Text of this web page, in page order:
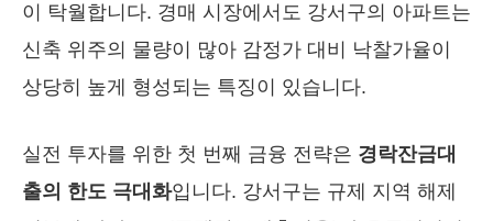
이 탁월합니다. 경매 시장에서도 강서구의 아파트는
신축 위주의 물량이 많아 감정가 대비 낙찰가율이
상당히 높게 형성되는 특징이 있습니다.
실전 투자를 위한 첫 번째 금융 전략은 경락잔금대
출의 한도 극대화입니다. 강서구는 규제 지역 해제